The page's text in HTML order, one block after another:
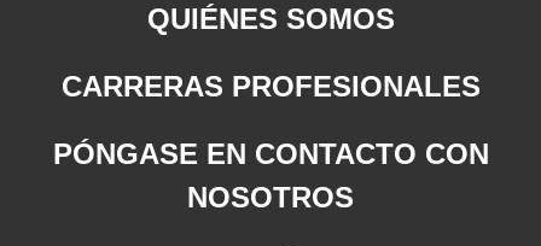
QUIÉNES SOMOS
CARRERAS PROFESIONALES
PÓNGASE EN CONTACTO CON
NOSOTROS